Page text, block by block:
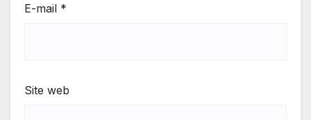
E-mail *
Site web